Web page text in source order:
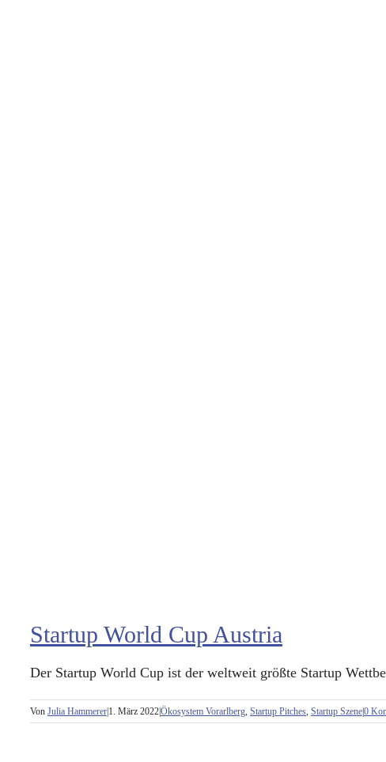
Startup World Cup Austria
Der Startup World Cup ist der weltweit größte Startup
Von Julia Hammerer 1. März 2022Ökosystem Vorarlberg, Startup Pitches, Startup Szene0